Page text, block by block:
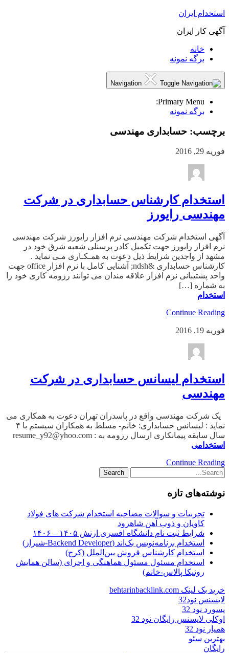
استخدام ایران
آگهی کار ایران
خانه
برگه نمونه
Primary Menu:
برگه نمونه
برچسب: حسابداری مهندسی
فوریه 29, 2016
استخدام کارشناس حسابداری در شرکت
مهندسی رایورز
آگهی استخدام شرکت مهندسی نرم افزار رایورز شرکت مهندسی
نرم افزار رایورز جهت تکمیل کادر پرسنلی شعبه شرق خود در
مشهد از واجدین شرایط ذیل دعوت به همـکـاری مـی نماید .
کارشناس حسابداری &ndsh; آشنایی کامل با نرم افزار office جهت
واحد پشتیبانی نرم افزار علاقه مندان می توانند رزومه کاری خود را
به شماره […]
استخدام
Continue Reading
فوریه 19, 2016
استخدام لیسانس حسابداری در شرکت
مهندسی
یک شرکت مهندسی واقع در پاسدران تهران دعوت به همکاری می
نماید : لیسانس حسابداری: خانم- مسلط به همکاران سیستم با ۴
سال سابقه پیمانکاری ارسال رزومه به : resume_y92@yhoo.com
استخدامی
Continue Reading
نوشته‌های تازه
تجربیات و سوالات مصاحبه استخدام شرکت های فولاد
کاویان و ذوب آهن شاهرود
شرایط ثبت نام دانشگاه افسری ارتش ۱۴۰۵ – ۱۴۰۶
استخدام برنامه‌نویس بک‌اند (Backend Developer-شیراز)
استخدام کارشناس فروش بین‌الملل (کرج)
استخدام مسئول مسئول هماهنگی و اجرای (سالن همایش
رونیکا پالاس-خانم)
خرید بک لینک behtarinbacklink.com
لایسنس نود32
پسورد نود 32
اوکلی لایسنس رایگان نود 32
همیار نود 32
بهترین سئو
رایگان